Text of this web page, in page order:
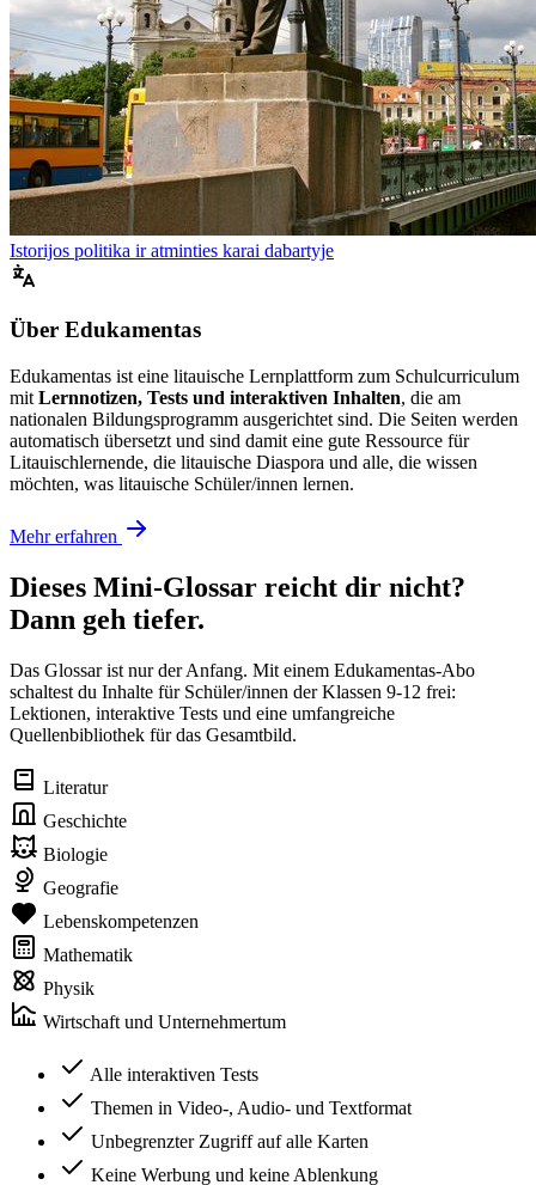
Istorijos politika ir atminties karai dabartyje
Über Edukamentas
Edukamentas ist eine litauische Lernplattform zum Schulcurriculum
mit Lernnotizen, Tests und interaktiven Inhalten, die am
nationalen Bildungsprogramm ausgerichtet sind. Die Seiten werden
automatisch übersetzt und sind damit eine gute Ressource für
Litauischlernende, die litauische Diaspora und alle, die wissen
möchten, was litauische Schüler/innen lernen.
Mehr erfahren
Dieses Mini-Glossar reicht dir nicht?
Dann geh tiefer.
Das Glossar ist nur der Anfang. Mit einem Edukamentas-Abo
schaltest du Inhalte für Schüler/innen der Klassen 9-12 frei:
Lektionen, interaktive Tests und eine umfangreiche
Quellenbibliothek für das Gesamtbild.
Literatur
Geschichte
Biologie
Geografie
Lebenskompetenzen
Mathematik
Physik
Wirtschaft und Unternehmertum
Alle interaktiven Tests
Themen in Video-, Audio- und Textformat
Unbegrenzter Zugriff auf alle Karten
Keine Werbung und keine Ablenkung